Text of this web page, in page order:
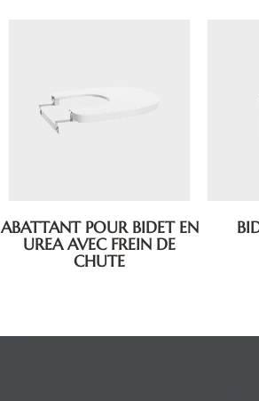
ABATTANT POUR BIDET EN
UREA AVEC FREIN DE
CHUTE